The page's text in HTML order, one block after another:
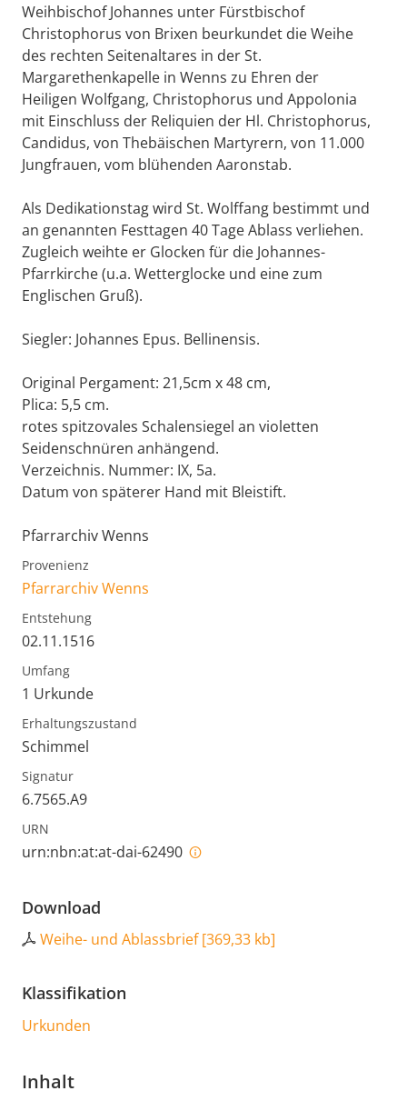
Weihbischof Johannes unter Fürstbischof
Christophorus von Brixen beurkundet die Weihe
des rechten Seitenaltares in der St.
Margarethenkapelle in Wenns zu Ehren der
Heiligen Wolfgang, Christophorus und Appolonia
mit Einschluss der Reliquien der Hl. Christophorus,
Candidus, von Thebäischen Martyrern, von 11.000
Jungfrauen, vom blühenden Aaronstab.
Als Dedikationstag wird St. Wolffang bestimmt und
an genannten Festtagen 40 Tage Ablass verliehen.
Zugleich weihte er Glocken für die Johannes-
Pfarrkirche (u.a. Wetterglocke und eine zum
Englischen Gruß).
Siegler: Johannes Epus. Bellinensis.
Original Pergament: 21,5cm x 48 cm,
Plica: 5,5 cm.
rotes spitzovales Schalensiegel an violetten
Seidenschnüren anhängend.
Verzeichnis. Nummer: IX, 5a.
Datum von späterer Hand mit Bleistift.
Pfarrarchiv Wenns
Provenienz
Pfarrarchiv Wenns
Entstehung
02.11.1516
Umfang
1 Urkunde
Erhaltungszustand
Schimmel
Signatur
6.7565.A9
URN
urn:nbn:at:at-dai-62490
Download
Weihe- und Ablassbrief[369,33 kb]
Klassifikation
Urkunden
Inhalt